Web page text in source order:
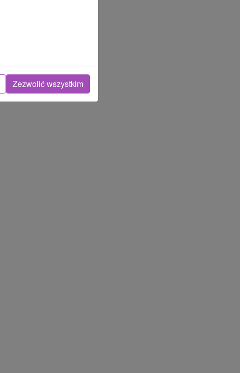
Zezwolić wszystkim